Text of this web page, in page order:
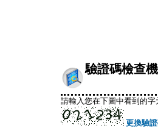
驗證碼檢查
請輸入您在下圖中看到的
更換驗